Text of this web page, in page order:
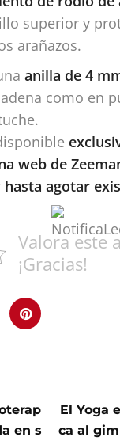
superior y
arañazos.
anilla de 4
como en
web de
agotar
Valora este
¡Gracias!
en s
El Yoga
ca al